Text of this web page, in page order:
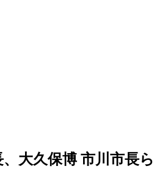
大久保博 市川市長ら